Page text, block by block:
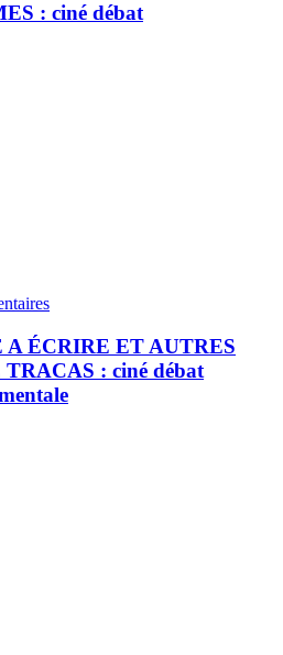
: ciné débat
ÉCRIRE ET AUTRES
TRACAS : ciné débat